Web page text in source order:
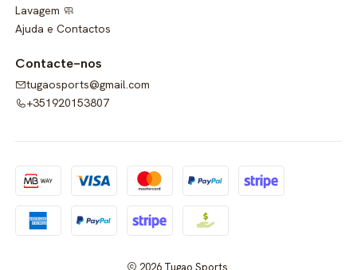
Lavagem 🧼
Ajuda e Contactos
Contacte-nos
tugaosports@gmail.com
+351920153807